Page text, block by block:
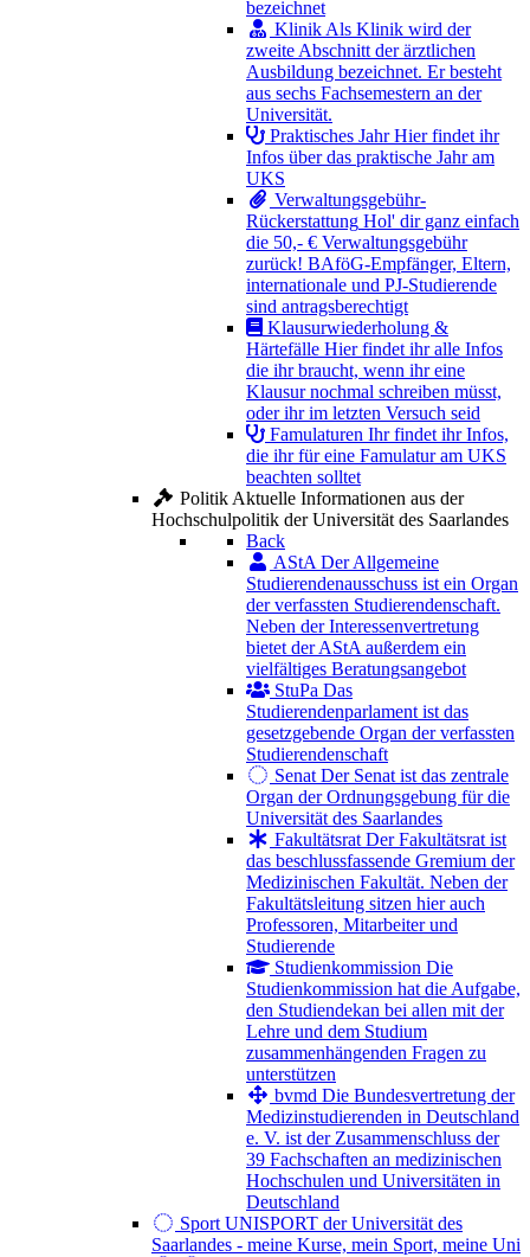
bezeichnet
KlinikAls Klinik wird der
zweite Abschnitt der ärztlichen
Ausbildung bezeichnet. Er besteht
aus sechs Fachsemestern an der
Universität.
Praktisches Jahr Hier findet ihr
Infos über das praktische Jahr am
UKS
Verwaltungsgebühr-
Rückerstattung Hol' dir ganz einfach
die 50,- € Verwaltungsgebühr
zurück! BAföG-Empfänger, Eltern,
internationale und PJ-Studierende
sind antragsberechtigt
Klausurwiederholung &
Härtefälle Hier findet ihr alle Infos
die ihr braucht, wenn ihr eine
Klausur nochmal schreiben müsst,
oder ihr im letzten Versuch seid
Famulaturen Ihr findet ihr Infos,
die ihr für eine Famulatur am UKS
beachten solltet
PolitikAktuelle Informationen aus der
Hochschulpolitik der Universität des Saarlandes
Back
AStA Der Allgemeine
Studierendenausschuss ist ein Organ
der verfassten Studierendenschaft.
Neben der Interessenvertretung
bietet der AStA außerdem ein
vielfältiges Beratungsangebot
StuPa Das
Studierendenparlament ist das
gesetzgebende Organ der verfassten
Studierendenschaft
Senat Der Senat ist das zentrale
Organ der Ordnungsgebung für die
Universität des Saarlandes
Fakultätsrat Der Fakultätsrat ist
das beschlussfassende Gremium der
Medizinischen Fakultät. Neben der
Fakultätsleitung sitzen hier auch
Professoren, Mitarbeiter und
Studierende
Studienkommission Die
Studienkommission hat die Aufgabe,
den Studiendekan bei allen mit der
Lehre und dem Studium
zusammenhängenden Fragen zu
unterstützen
bvmd Die Bundesvertretung der
Medizinstudierenden in Deutschland
e. V. ist der Zusammenschluss der
39 Fachschaften an medizinischen
Hochschulen und Universitäten in
Deutschland
Sport UNISPORT der Universität des
Saarlandes - meine Kurse, mein Sport, meine Uni